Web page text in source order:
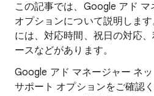
この記事では、Google アド マ
オプションについて説明しま
には、対応時間、祝日の対応
ースなどがあります。
Google アド マネージャー ネ
サポート オプションをご確認